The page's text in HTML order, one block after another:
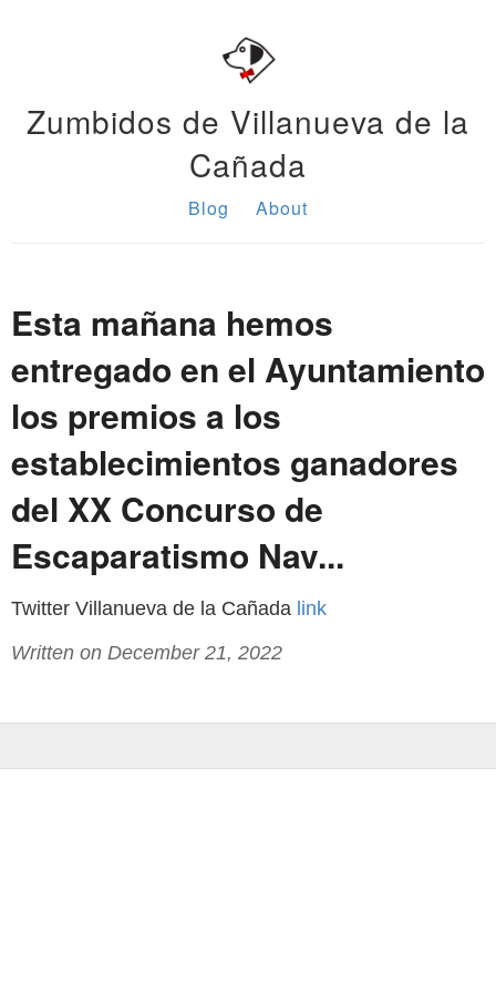
Zumbidos de Villanueva de la
Cañada
Blog About
Esta mañana hemos
entregado en el Ayuntamiento
los premios a los
establecimientos ganadores
del XX Concurso de
Escaparatismo Nav...
Twitter Villanueva de la Cañada link
Written on December 21, 2022